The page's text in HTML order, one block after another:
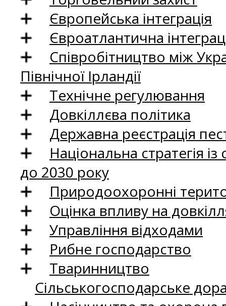
Європейська інтеграція
Євроатлантична
Співробітництво між
Північної Ірландії
Технічне регулювання
Довкіллєва політика
Державна реєстрація
Національна стратегія
до 2030 року
Природоохоронні
Оцінка впливу на
Управління відходами
Рибне господарство
Тваринництво
Сільськогосподарське